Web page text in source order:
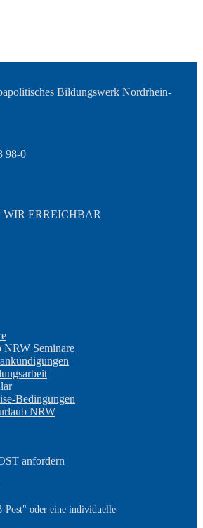
Bildungswerk Nordrhein-
98-0
ERREICHBAR
NRW Seminare
Bedingungen
NRW
anfordern
Post" oder eine individuelle